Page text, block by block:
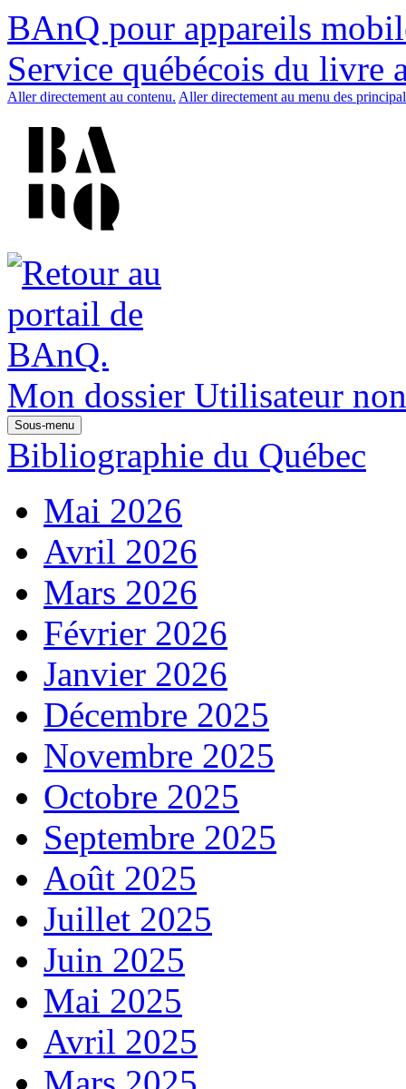
BAnQ pour appareils
Service québécois du livre
Aller directement au contenu. Aller directement au menu des
Mon dossier Utilisateur
Sous-menu
Bibliographie du Québec
Mai 2026
Avril 2026
Mars 2026
Février 2026
Janvier 2026
Décembre 2025
Novembre 2025
Octobre 2025
Septembre 2025
Août 2025
Juillet 2025
Juin 2025
Mai 2025
Avril 2025